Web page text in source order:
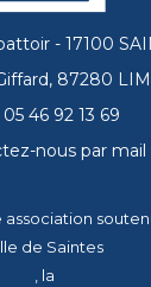
- 17100
87280
05 46 92 13 69
nous par mail
association
de Saintes
, la